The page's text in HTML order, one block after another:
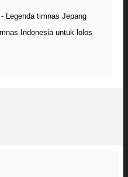
Legenda timnas Jepang
Indonesia untuk lolos